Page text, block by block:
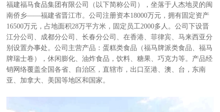
福建福马食品集团有限公司（以下简称公司），坐落于人杰地灵的闽
南侨乡——福建省晋江市。公司注册资本18000万元，拥有固定资产
16500万元，占地面积28万平方米，固定员工2000多人。公司下设晋
江分公司、成都分公司、长春分公司、在香港、菲律宾、马来西亚分
别设置办事处。公司主营产品：蛋糕类食品（福马牌派类食品、福马
牌瑞士卷），休闲膨化、油炸食品，饮料、糖果、巧克力等。产品经
销网络覆盖全国各省、自治区，直辖市，出口至港、澳、台，东南
亚、加拿大、美国等地区和国家。